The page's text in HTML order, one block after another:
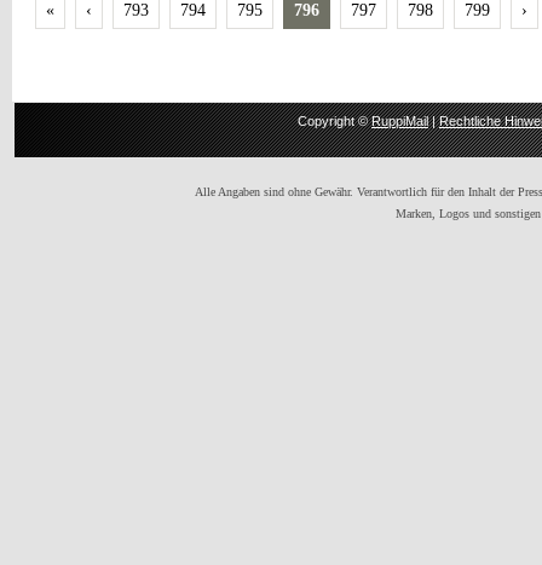
« ‹ 793 794 795 796 797 798 799 ›
Copyright ©RuppiMail|Rechtliche
Alle Angaben sind ohne Gewähr. Verantwortlich für den Inhalt der
Marken, Logos und